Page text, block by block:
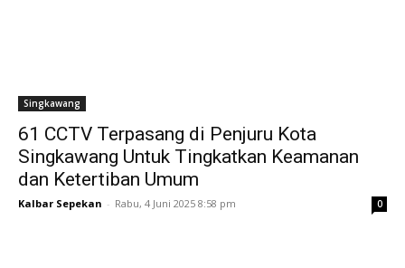
Singkawang
61 CCTV Terpasang di Penjuru Kota
Singkawang Untuk Tingkatkan Keamanan
dan Ketertiban Umum
Kalbar Sepekan - Rabu, 4 Juni 2025 8:58 pm 0